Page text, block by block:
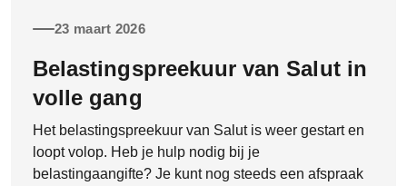
23 maart 2026
Belastingspreekuur van Salut in
volle gang
Het belastingspreekuur van Salut is weer gestart en
loopt volop. Heb je hulp nodig bij je
belastingaangifte? Je kunt nog steeds een afspraak